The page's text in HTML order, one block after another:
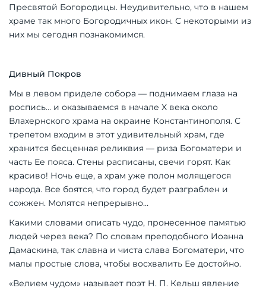
Пресвятой Богородицы. Неудивительно, что в нашем
храме так много Богородичных икон. С некоторыми из
них мы сегодня познакомимся.
Дивный Покров
Мы в левом приделе собора — поднимаем глаза на
роспись… и оказываемся в начале X века около
Влахернского храма на окраине Константинополя. С
трепетом входим в этот удивительный храм, где
хранится бесценная реликвия — риза Богоматери и
часть Ее пояса. Стены расписаны, свечи горят. Как
красиво! Ночь еще, а храм уже полон молящегося
народа. Все боятся, что город будет разграблен и
сожжен. Молятся непрерывно…
Какими словами описать чудо, пронесенное памятью
людей через века? По словам преподобного Иоанна
Дамаскина, так славна и чиста слава Богоматери, что
малы простые слова, чтобы восхвалить Ее достойно.
«Велием чудом» называет поэт Н. П. Кельш явление